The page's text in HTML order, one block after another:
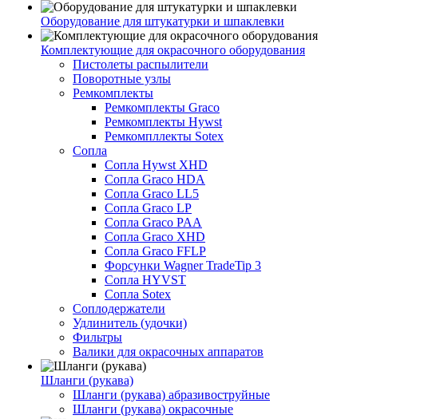
Оборудование для штукатурки и шпаклевки
Комплектующие для окрасочного оборудования
Пистолеты распылители
Поворотные узлы
Ремкомплекты
Ремкомплекты Graco
Ремкомплекты Hywst
Ремкомпллекты Sotex
Сопла
Сопла Hywst XHD
Сопла Graco HDA
Сопла Graco LL5
Сопла Graco LP
Сопла Graco PAA
Сопла Graco XHD
Сопла Graco FFLP
Форсунки Wagner TradeTip 3
Сопла HYVST
Сопла Sotex
Соплодержатели
Удлинитель (удочки)
Фильтры
Валики для окрасочных аппаратов
Шланги (рукава)
Шланги (рукава) абразивоструйные
Шланги (рукава) окрасочные